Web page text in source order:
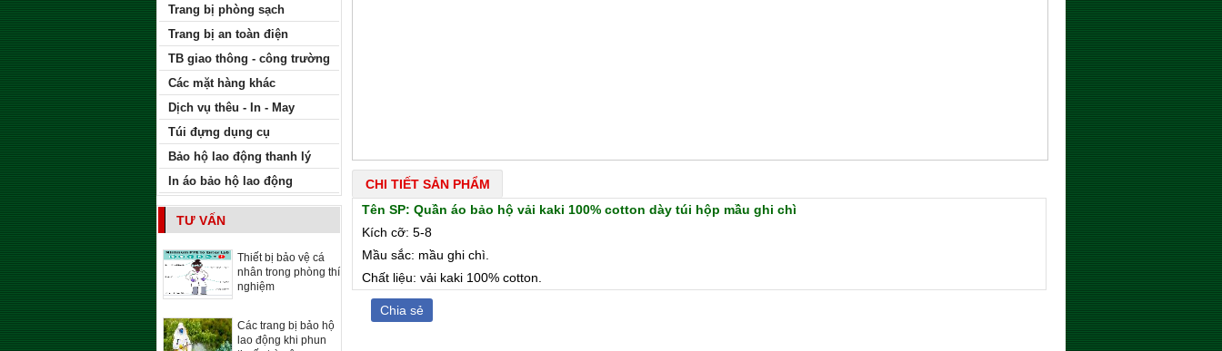
Trang bị phòng sạch
Trang bị an toàn điện
TB giao thông - công trường
Các mặt hàng khác
Dịch vụ thêu - In - May
Túi đựng dụng cụ
Bảo hộ lao động thanh lý
In áo bảo hộ lao động
TƯ VẤN
Thiết bị bảo vệ cá
nhân trong phòng thí
nghiệm
Các trang bị bảo hộ
lao động khi phun
CHI TIẾT SẢN PHẨM
Tên SP: Quần áo bảo hộ vải kaki 100% cotton dày túi hộp mầu ghi chì
Kích cỡ: 5-8
Mầu sắc: mầu ghi chì.
Chất liệu: vải kaki 100% cotton.
Chia sẻ